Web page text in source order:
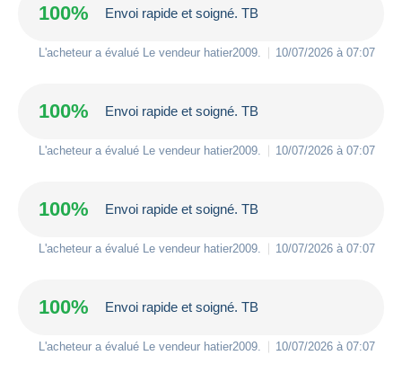
100% Envoi rapide et soigné. TB
L'acheteur a évalué Le vendeur hatier2009 10/07/2026 à 07:07
100% Envoi rapide et soigné. TB
L'acheteur a évalué Le vendeur hatier2009 10/07/2026 à 07:07
100% Envoi rapide et soigné. TB
L'acheteur a évalué Le vendeur hatier2009 10/07/2026 à 07:07
100% Envoi rapide et soigné. TB
L'acheteur a évalué Le vendeur hatier2009 10/07/2026 à 07:07